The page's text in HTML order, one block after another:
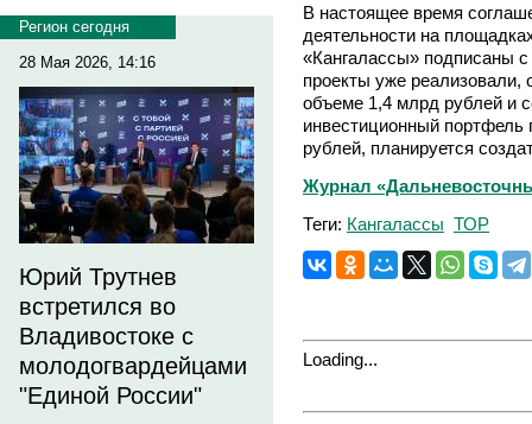
Регион сегодня
28 Мая 2026, 14:16
Юрий Трутнев
встретился во
Владивостоке с
молодогвардейцами
"Единой России"
В настоящее время
деятельности на
«Кангалассы» подписаны
проекты уже реализовали,
объеме 1,4 млрд рублей и
инвестиционный портфель
рублей, планируется
Журнал
Теги: Кангалассы ТОР
Loading...